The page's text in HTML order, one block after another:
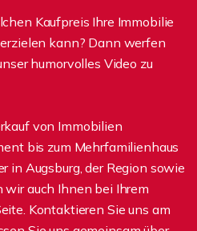
Kaufpreis Ihre Immobilie
kann? Dann werfen
humorvolles Video zu
von Immobilien
bis zum Mehrfamilienhaus
in Augsburg, der Region sowie
wir auch Ihnen bei Ihrem
Kontaktieren Sie uns am